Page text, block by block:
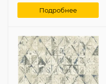
Подробнее